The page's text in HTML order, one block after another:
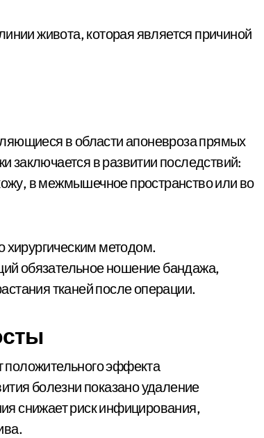
живота, которая является причиной
в области апоневроза прямых
в развитии последствий:
в межмышечное пространство или во
хирургическим методом.
обязательное ношение бандажа,
тканей после операции.
положительного эффекта
болезни показано удаление
снижает риск инфицирования,